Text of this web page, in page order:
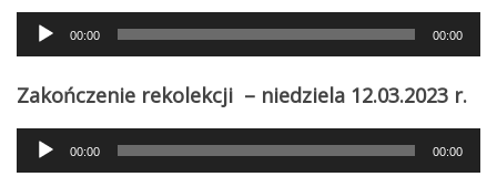
Audio
Player
00:00 00:00
Zakończenie rekolekcji – niedziela 12.03.2023 r.
Audio
Player
00:00 00:00